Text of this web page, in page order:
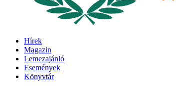
Hírek
Magazin
Lemezajánló
Események
Könyvtár